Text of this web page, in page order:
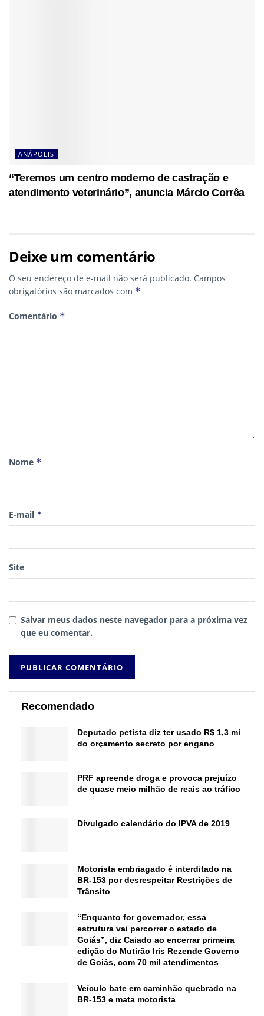
ANÁPOLIS
“Teremos um centro moderno de castração e
atendimento veterinário”, anuncia Márcio Corrêa
Deixe um comentário
O seu endereço de e-mail não será publicado. Campos
obrigatórios são marcados com *
Comentário *
Nome *
E-mail *
Site
Salvar meus dados neste navegador para a próxima vez
que eu comentar.
Recomendado
Deputado petista diz ter usado R$ 1,3 mi
do orçamento secreto por engano
PRF apreende droga e provoca prejuízo
de quase meio milhão de reais ao tráfico
Divulgado calendário do IPVA de 2019
Motorista embriagado é interditado na
BR-153 por desrespeitar Restrições de
Trânsito
“Enquanto for governador, essa
estrutura vai percorrer o estado de
Goiás”, diz Caiado ao encerrar primeira
edição do Mutirão Iris Rezende Governo
de Goiás, com 70 mil atendimentos
Veículo bate em caminhão quebrado na
BR-153 e mata motorista